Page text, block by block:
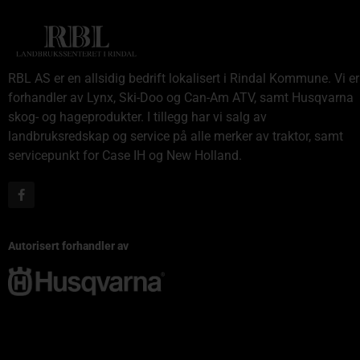
RBL AS er en allsidig bedrift lokalisert i Rindal Kommune. Vi er
forhandler av Lynx, Ski-Doo og Can-Am ATV, samt Husqvarna
skog- og hageprodukter. I tillegg har vi salg av
landbruksredskap og service på alle merker av traktor, samt
servicepunkt for Case IH og New Holland.
Autorisert forhandler av